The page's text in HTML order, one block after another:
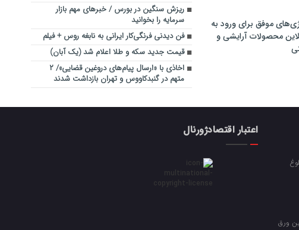
موفق برای ورود به
محصولات آرایشی و
ریزش سنگین در بورس / خبرهای مهم بازار
سرمایه را بخوانید
فن دیدنی فرنگی‌کار ایرانی به نابغه روس + فیلم
قیمت جدید سکه و طلا اعلام شد (یک آبان)
اخاذی با «ارسال پیام‌های دروغین قضایی»/ ۲
متهم در گنبدکاووس و تهران بازداشت شدند
ورق
اعتبار اقتصادژورنال